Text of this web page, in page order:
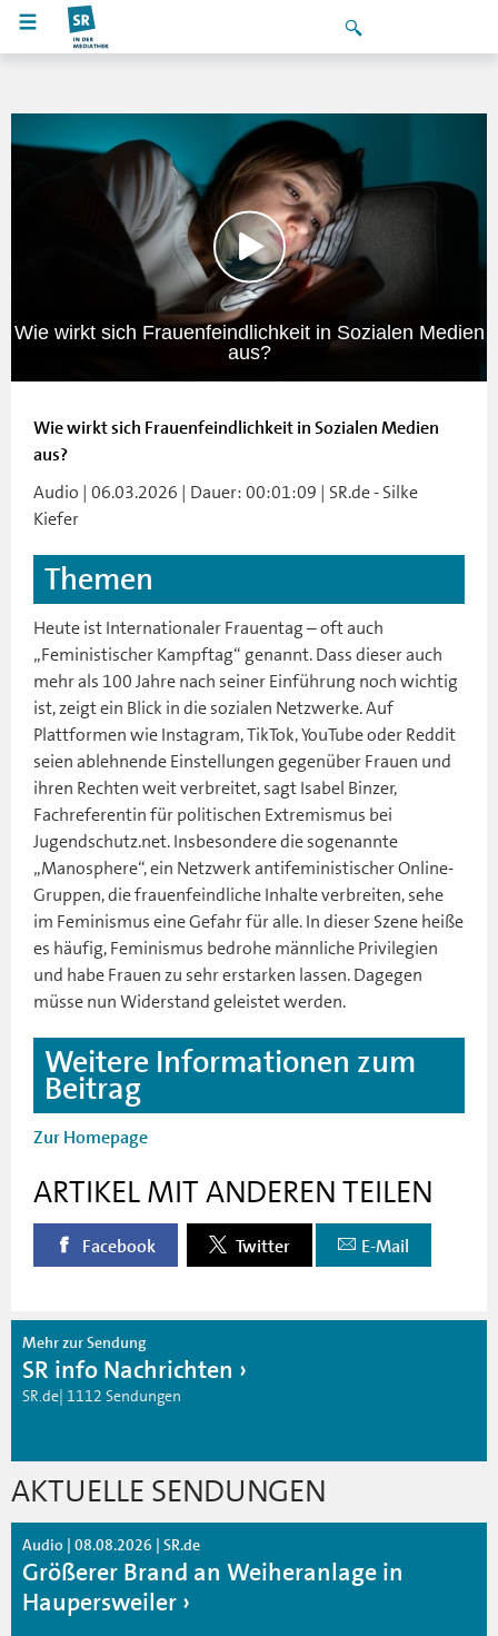
Wie wirkt sich Frauenfeindlichkeit in Sozialen Medien
aus?
Wie wirkt sich Frauenfeindlichkeit in Sozialen Medien
aus?
Audio | 06.03.2026 | Dauer: 00:01:09 | SR.de - Silke
Kiefer
Themen
Heute ist Internationaler Frauentag – oft auch
„Feministischer Kampftag“ genannt. Dass dieser auch
mehr als 100 Jahre nach seiner Einführung noch wichtig
ist, zeigt ein Blick in die sozialen Netzwerke. Auf
Plattformen wie Instagram, TikTok, YouTube oder Reddit
seien ablehnende Einstellungen gegenüber Frauen und
ihren Rechten weit verbreitet, sagt Isabel Binzer,
Fachreferentin für politischen Extremismus bei
Jugendschutz.net. Insbesondere die sogenannte
„Manosphere“, ein Netzwerk antifeministischer Online-
Gruppen, die frauenfeindliche Inhalte verbreiten, sehe
im Feminismus eine Gefahr für alle. In dieser Szene heiße
es häufig, Feminismus bedrohe männliche Privilegien
und habe Frauen zu sehr erstarken lassen. Dagegen
müsse nun Widerstand geleistet werden.
Weitere Informationen zum
Beitrag
Zur Homepage
ARTIKEL MIT ANDEREN TEILEN
Facebook Twitter E-Mail
Mehr zur Sendung
SR info Nachrichten
SR.de| 1112 Sendungen
AKTUELLE SENDUNGEN
Audio | 08.08.2026 | SR.de
Größerer Brand an Weiheranlage in
Haupersweiler